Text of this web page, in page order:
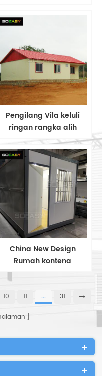
Struktur Keluli Rumah
Kos Rendah Modular
pasang siap
Pengilang ​Vila keluli
ringan rangka alih
tersuai rumah pasang
siap mudah alih
Bekalan Kilang​​
China New Design
Rumah kontena
berkualiti tinggi kos
rendah membina
rumah rumah pasang
kecil kecil boleh lipat​​​
10 11 ... 31